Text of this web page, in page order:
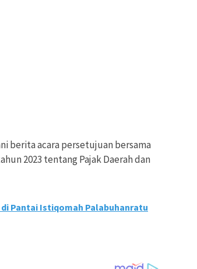
berita acara persetujuan bersama
2023 tentang Pajak Daerah dan
Pantai Istiqomah Palabuhanratu